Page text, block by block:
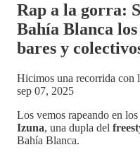
Rap a la gorra:
Bahía Blanca los
bares y
Hicimos una recorrida con
sep 07, 2025
Los vemos rapeando en
Izuna, una dupla del
Bahía Blanca.